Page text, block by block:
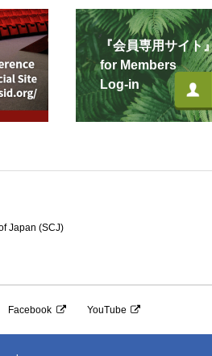
『会員専用サイト
for Members
Log-in
Japan (SCJ)
Facebook YouTube